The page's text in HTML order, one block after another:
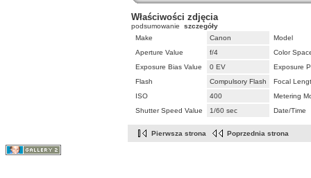
Właściwości zdjęcia
podsumowanie szczegóły
Make
Canon
Model
Aperture Value
f/4
Color
Exposure Bias Value
0 EV
Exposure
Flash
Compulsory Flash
Focal
ISO
400
Metering
Shutter Speed Value
1/60 sec Date/Time
Pierwsza strona Poprzednia strona